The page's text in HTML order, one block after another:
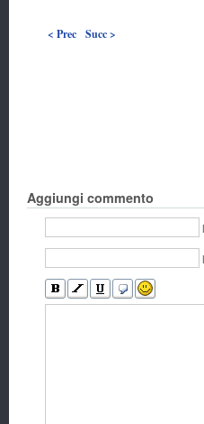
< Prec Succ >
Aggiungi commento